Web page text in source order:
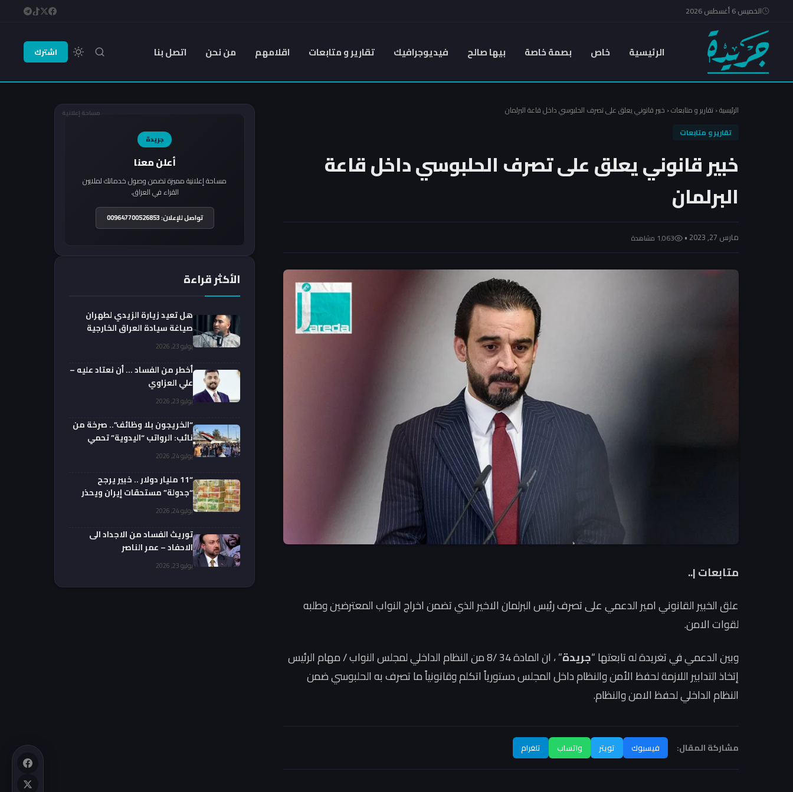
الخميس 6 أغسطس 2026
الرئيسية خاص بصمة خاصة بيها صالح فيديوجرافيك تقارير و متابعات اقلامهم من نحن اتصل بنا اشترك
الرئيسية‹تقارير و متابعات‹ خبير قانوني يعلق على تصرف الحلبوسي داخل قاعة البرلمان
تقارير و متابعات
خبير قانوني يعلق على تصرف الحلبوسي داخل قاعة
البرلمان
مارس 27, 2023 • 1٬063 مشاهدة
متابعات |..
علق الخبير القانوني امير الدعمي على تصرف رئيس البرلمان الاخير الذي تضمن اخراج النواب المعترضين وطلبه
لقوات الامن.
وبين الدعمي في تغريدة له تابعتها “جريدة
” ، ان المادة 34 /8 من النظام الداخلي لمجلس النواب / مهام الرئيس
إتخاذ التدابير اللازمة لحفظ الأمن والنظام داخل المجلس دستورياً اتكلم وقانونياً ما تصرف به الحلبوسي ضمن
النظام الداخلي لحفظ الامن والنظام.
مشاركة المقال: فيسبوك تويتر واتساب تلغرام
مساحة إعلانية
جريدة
أعلن معنا
مساحة إعلانية مميزة تضمن وصول خدماتك لملايين
القراء في العراق.
تواصل للإعلان: 009647700526853
الأكثر قراءة
هل تعيد زيارة الزيدي لطهران
صياغة سيادة العراق الخارجية
فعليا؟.. باحث يوضحيوليو 23, 2026
أخطر من الفساد … أن نعتاد عليه –
علي العزاوي
يوليو 23, 2026
“الخريجون بلا وظائف”.. صرخة من
نائب: الرواتب “اليدوية” تحمي
الفضائيين!يوليو 24, 2026
“11 مليار دولار .. خبير يرجح
“جدولة” مستحقات إيران ويحذر
من السداد الفورييوليو 24, 2026
توريث الفساد من الاجداد الى
الاحفاد – عمر الناصر
يوليو 23, 2026